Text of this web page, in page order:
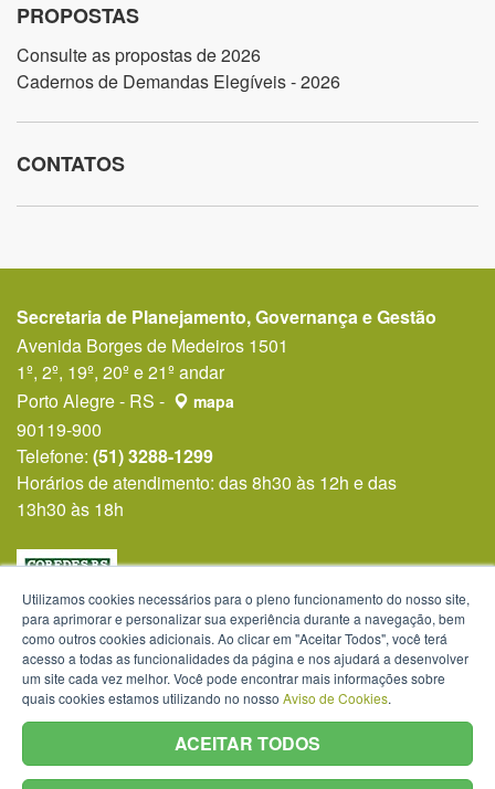
PROPOSTAS
Consulte as propostas de 2026
Cadernos de Demandas Elegíveis - 2026
CONTATOS
Secretaria de Planejamento, Governança e Gestão
Avenida Borges de Medeiros 1501
1º, 2º, 19º, 20º e 21º andar
Porto Alegre - RS -
mapa
90119-900
Telefone: (51) 3288-1299
Horários de atendimento: das 8h30 às 12h e das
13h30 às 18h
Utilizamos cookies necessários para o pleno funcionamento do nosso site,
para aprimorar e personalizar sua experiência durante a navegação, bem
como outros cookies adicionais. Ao clicar em "Aceitar Todos", você terá
acesso a todas as funcionalidades da página e nos ajudará a desenvolver
um site cada vez melhor. Você pode encontrar mais informações sobre
quais cookies estamos utilizando no nosso Aviso de Cookies.
ACEITAR TODOS